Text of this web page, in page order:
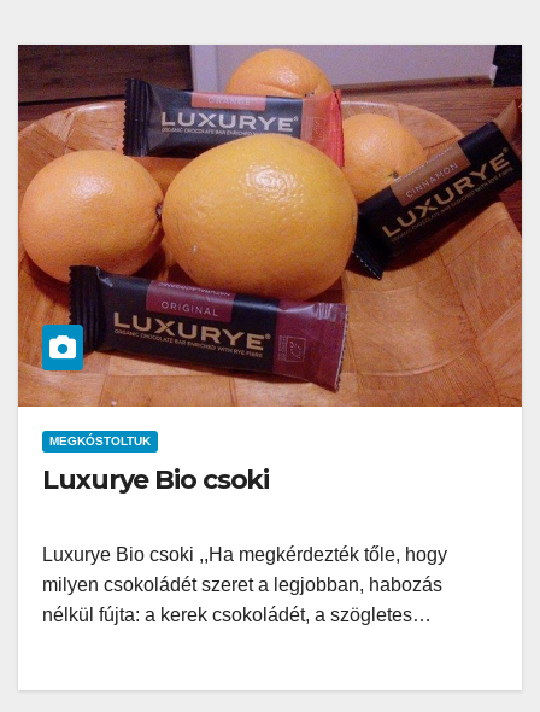
MEGKÓSTOLTUK
Luxurye Bio csoki
Luxurye Bio csoki ,,Ha megkérdezték tőle, hogy
milyen csokoládét szeret a legjobban, habozás
nélkül fújta: a kerek csokoládét, a szögletes…